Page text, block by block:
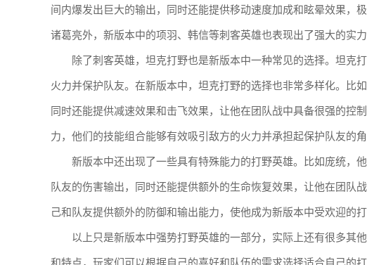
间内爆发出巨大的输出，同时还能提供移动速度加成和眩晕效果，
诸葛亮外，新版本中的项羽、韩信等刺客英雄也表现出了强大的实
除了刺客英雄，坦克打野也是新版本中一种常见的选择。坦克
火力并保护队友。在新版本中，坦克打野的选择也非常多样化。比
同时还能提供减速效果和击飞效果，让他在团队战中具备很强的控
力，他们的技能组合能够有效吸引敌方的火力并承担起保护队友的角
新版本中还出现了一些具有特殊能力的打野英雄。比如庞统，
队友的伤害输出，同时还能提供额外的生命恢复效果，让他在团队
己和队友提供额外的防御和输出能力，使他成为新版本中受欢迎的打
以上只是新版本中强势打野英雄的一部分，实际上还有很多其